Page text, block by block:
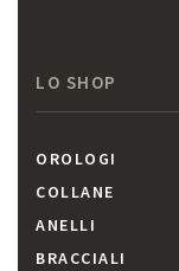
LO SHOP
OROLOGI
COLLANE
ANELLI
BRACCIALI